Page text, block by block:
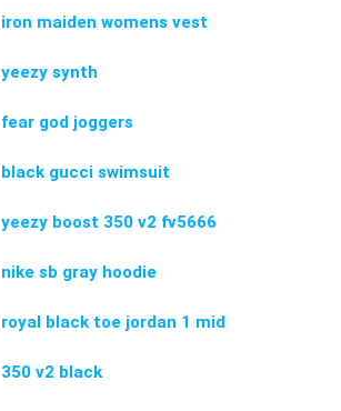
iron maiden womens vest
yeezy synth
fear god joggers
black gucci swimsuit
yeezy boost 350 v2 fv5666
nike sb gray hoodie
royal black toe jordan 1 mid
350 v2 black